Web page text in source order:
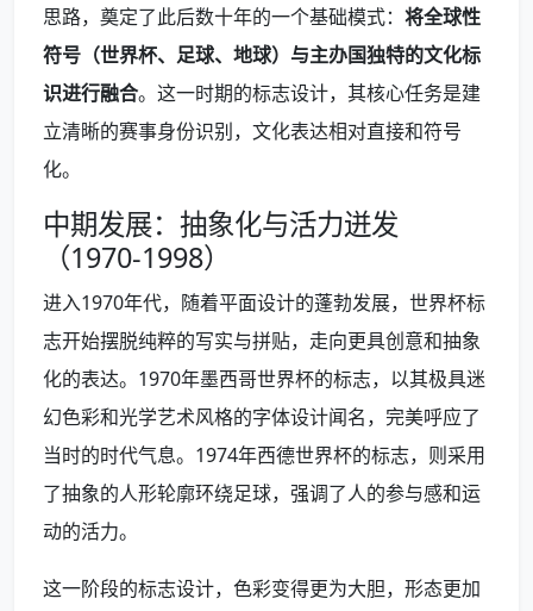
思路，奠定了此后数十年的一个基础模式： 将全球性
符号（世界杯、足球、地球）与主办国独特的文化标
识进行融合。这一时期的标志设计，其核心任务是建
立清晰的赛事身份识别，文化表达相对直接和符号
化。
中期发展：抽象化与活力迸发
（1970-1998）
进入1970年代，随着平面设计的蓬勃发展，世界杯标
志开始摆脱纯粹的写实与拼贴，走向更具创意和抽象
化的表达。1970年墨西哥世界杯的标志，以其极具迷
幻色彩和光学艺术风格的字体设计闻名，完美呼应了
当时的时代气息。1974年西德世界杯的标志，则采用
了抽象的人形轮廓环绕足球，强调了人的参与感和运
动的活力。
这一阶段的标志设计，色彩变得更为大胆，形态更加